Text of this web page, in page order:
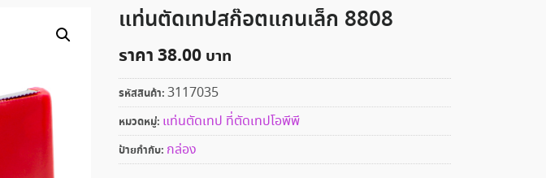
แท่นตัดเทปสก๊อตแกนเล็ก 8808
ราคา38.00
รหัสสินค้า: 3117035
หมวดหมู่: แท่นตัดเทป ที่ตัดเทปโอพีพี
ป้ายกำกับ: กล่อง